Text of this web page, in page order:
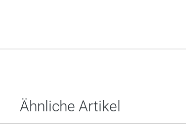
Ähnliche Artikel